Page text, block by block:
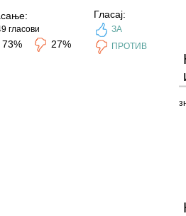
гласови
73% 27%
Гласај:
ЗА
ПРОТИВ